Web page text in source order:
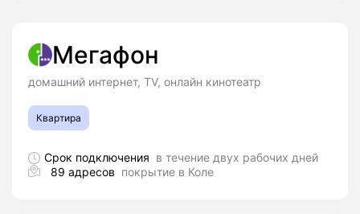
Мегафон
домашний интернет, TV, онлайн кинотеатр
Квартира
Срок подключения в течение двух рабочих дней
89 адресов покрытие в Коле